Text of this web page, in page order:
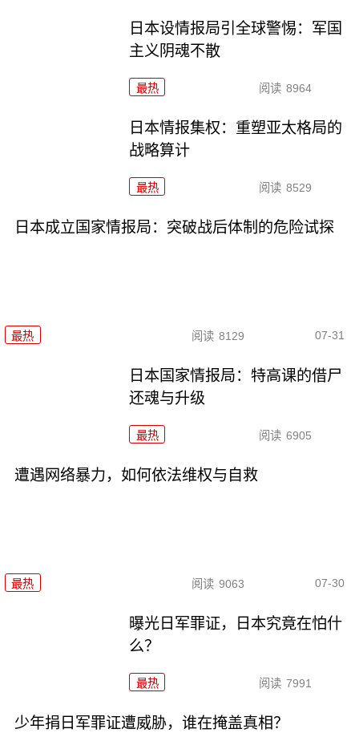
日本设情报局引全球警惕：军国
主义阴魂不散
最热 阅读 8964
日本情报集权：重塑亚太格局的
战略算计
最热 阅读 8529
日本成立国家情报局：突破战后体制的危险试探
最热 阅读 8129 07-31
日本国家情报局：特高课的借尸
还魂与升级
最热 阅读 6905
遭遇网络暴力，如何依法维权与自救
最热 阅读 9063 07-30
曝光日军罪证，日本究竟在怕什
么？
最热 阅读 7991
少年捐日军罪证遭威胁，谁在掩盖真相？